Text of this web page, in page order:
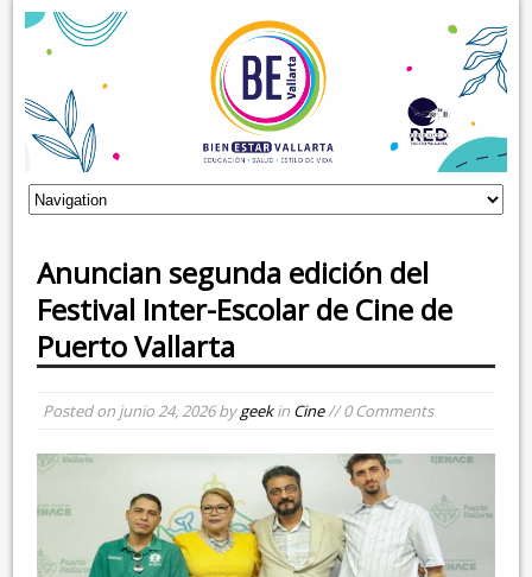
Anuncian segunda edición del
Festival Inter-Escolar de Cine de
Puerto Vallarta
Posted on junio 24, 2026bygeekin Cine// 0 Comments